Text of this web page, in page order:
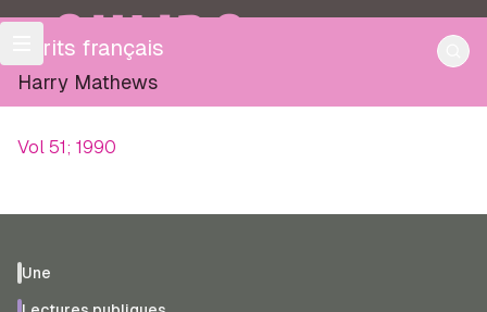
OULIPO
Écrits français
Harry Mathews
Vol 51; 1990
Une